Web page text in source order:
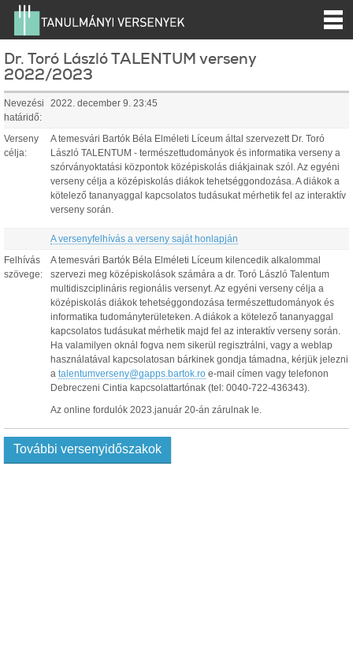
Dr. Toró László TALENTUM verseny
2022/2023
Nevezési
határidő:
2022. december 9. 23:45
Verseny
célja:
A temesvári Bartók Béla Elméleti Líceum által szervezett Dr. Toró
László TALENTUM - természettudományok és informatika verseny a
szórványoktatási központok középiskolás diákjainak szól. Az egyéni
verseny célja a középiskolás diákok tehetséggondozása. A diákok a
kötelező tananyaggal kapcsolatos tudásukat mérhetik fel az interaktív
verseny során.
A versenyfelhívás a verseny saját honlapján
Felhívás
szövege:
A temesvári Bartók Béla Elméleti Líceum kilencedik alkalommal
szervezi meg középiskolások számára a dr. Toró László Talentum
multidiszciplináris regionális versenyt. Az egyéni verseny célja a
középiskolás diákok tehetséggondozása természettudományok és
informatika tudományterületeken. A diákok a kötelező tananyaggal
kapcsolatos tudásukat mérhetik majd fel az interaktív verseny során.
Ha valamilyen oknál fogva nem sikerül regisztrálni, vagy a weblap
használatával kapcsolatosan bárkinek gondja támadna, kérjük jelezni
a talentumverseny@gapps.bartok.ro e-mail címen vagy telefonon
Debreczeni Cintia kapcsolattartónak (tel: 0040-722-436343).
Az online fordulók 2023.január 20-án zárulnak le.
További versenyidőszakok